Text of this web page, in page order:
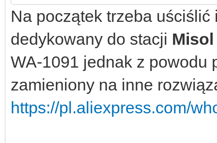
Na początek trzeba
dedykowany do stacji
WA-1091 jednak z powodu
zamieniony na inne
https://pl.aliexpress.com/